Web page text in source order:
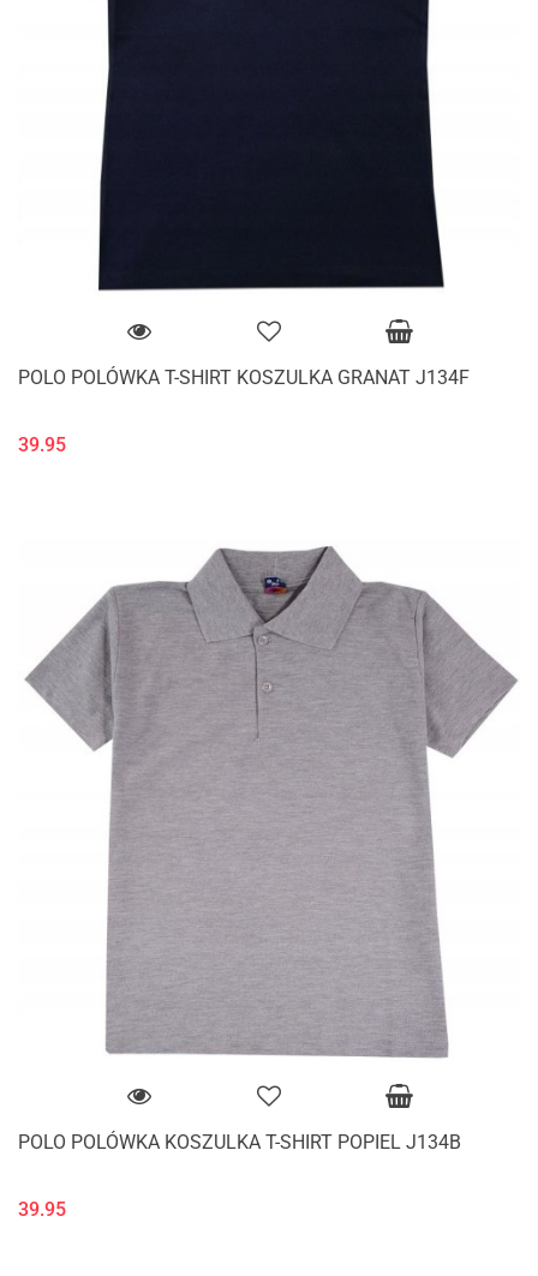
POLO POLÓWKA T-SHIRT KOSZULKA GRANAT J134F
39.95
POLO POLÓWKA KOSZULKA T-SHIRT POPIEL J134B
39.95